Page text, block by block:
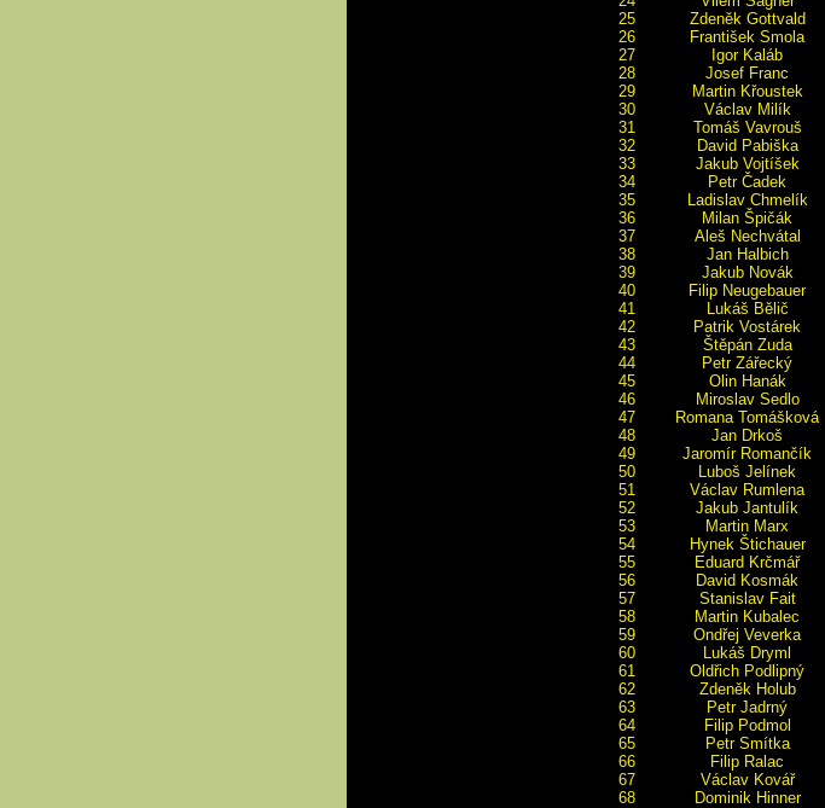
25
Zdeněk Gottvald
26
František Smola
27
Igor Kaláb
28
Josef Franc
29
Martin Křoustek
30
Václav Milík
31
Tomáš Vavrouš
32
David Pabiška
33
Jakub Vojtíšek
34
Petr Čadek
35
Ladislav Chmelík
36
Milan Špičák
37
Aleš Nechvátal
38
Jan Halbich
39
Jakub Novák
40
Filip Neugebauer
41
Lukáš Bělič
42
Patrik Vostárek
43
Štěpán Zuda
44
Petr Zářecký
45
Olin Hanák
46
Miroslav Sedlo
47
Romana Tomášková
48
Jan Drkoš
49
Jaromír Romančík
50
Luboš Jelínek
51
Václav Rumlena
52
Jakub Jantulík
53
Martin Marx
54
Hynek Štichauer
55
Eduard Krčmář
56
David Kosmák
57
Stanislav Fait
58
Martin Kubalec
59
Ondřej Veverka
60
Lukáš Dryml
61
Oldřich Podlipný
62
Zdeněk Holub
63
Petr Jadrný
64
Filip Podmol
65
Petr Smítka
66
Filip Ralac
67
Václav Kovář
68
Dominik Hinner